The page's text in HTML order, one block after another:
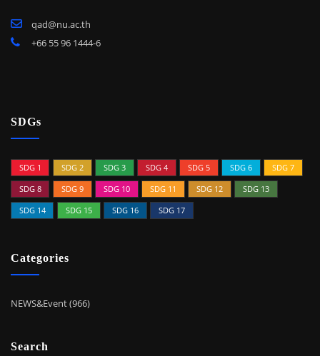
qad@nu.ac.th
+66 55 96 1444-6
SDGs
SDG 1 SDG 2 SDG 3 SDG 4 SDG 5 SDG 6
SDG 7
SDG 8
SDG 9 SDG 10 SDG 11 SDG 12
SDG 13
SDG 14
SDG 15 SDG 16 SDG 17
Categories
NEWS&Event (966)
Search